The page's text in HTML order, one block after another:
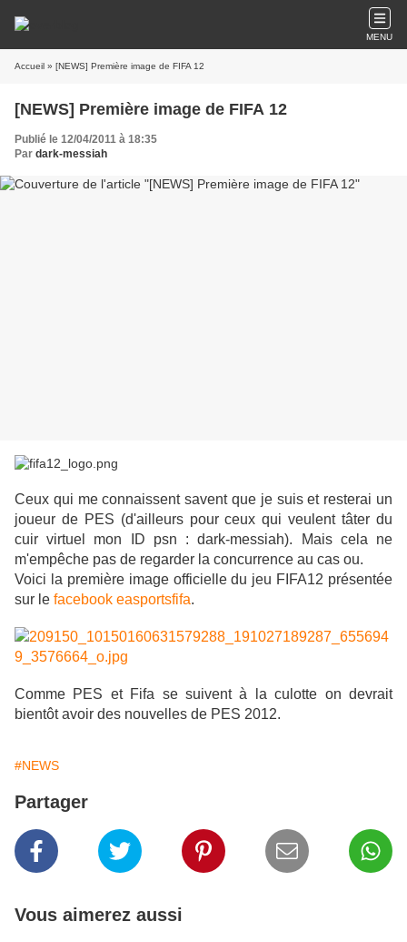
MENU
Accueil » [NEWS] Première image de FIFA 12
[NEWS] Première image de FIFA 12
Publié le 12/04/2011 à 18:35
Par dark-messiah
Ceux qui me connaissent savent que je suis et resterai un
joueur de PES (d'ailleurs pour ceux qui veulent tâter du
cuir virtuel mon ID psn : dark-messiah). Mais cela ne
m'empêche pas de regarder la concurrence au cas ou.
Voici la première image officielle du jeu FIFA12 présentée
sur le facebook easportsfifa.
Comme PES et Fifa se suivent à la culotte on devrait
bientôt avoir des nouvelles de PES 2012.
#NEWS
Partager
Vous aimerez aussi